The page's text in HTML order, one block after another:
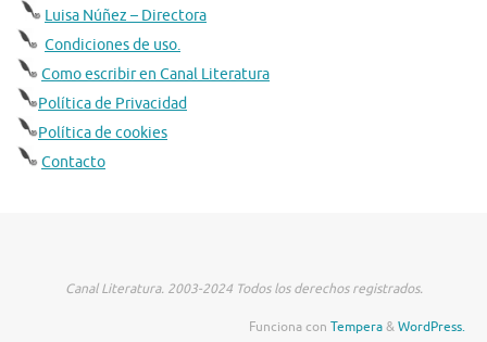
Luisa Núñez – Directora
Condiciones de uso.
Como escribir en Canal Literatura
Política de Privacidad
Política de cookies
Contacto
Canal Literatura. 2003-2024 Todos los derechos registrados.
Funciona con Tempera&WordPress.